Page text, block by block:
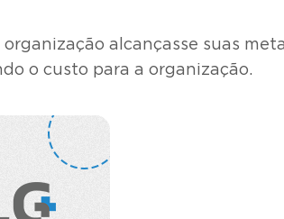
alcançasse suas
o custo para a organização.